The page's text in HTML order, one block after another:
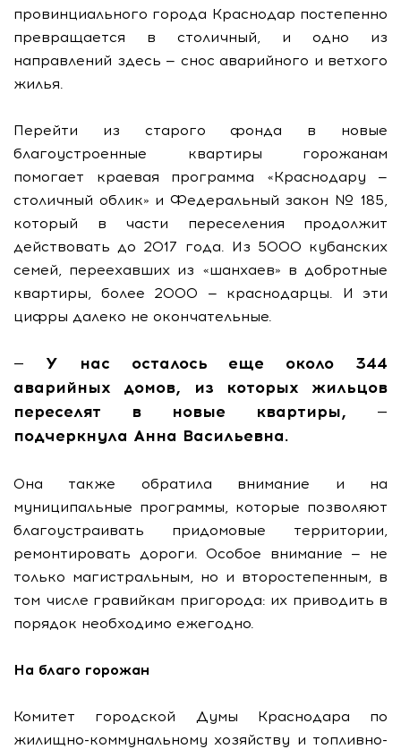
провинциального города Краснодар постепенно
превращается в столичный, и одно из
направлений здесь — снос аварийного и ветхого
жилья.
Перейти из старого фонда в новые
благоустроенные квартиры горожанам
помогает краевая программа «Краснодару —
столичный облик» и Федеральный закон № 185,
который в части переселения продолжит
действовать до 2017 года. Из 5000 кубанских
семей, переехавших из «шанхаев» в добротные
квартиры, более 2000 — краснодарцы. И эти
цифры далеко не окончательные.
— У нас осталось еще около 344
аварийных домов, из которых жильцов
переселят в новые квартиры, —
подчеркнула Анна Васильевна.
Она также обратила внимание и на
муниципальные программы, которые позволяют
благоустраивать придомовые территории,
ремонтировать дороги. Особое внимание — не
только магистральным, но и второстепенным, в
том числе гравийкам пригорода: их приводить в
порядок необходимо ежегодно.
На благо горожан
Комитет городской Думы Краснодара по
жилищно-коммунальному хозяйству и топливно-